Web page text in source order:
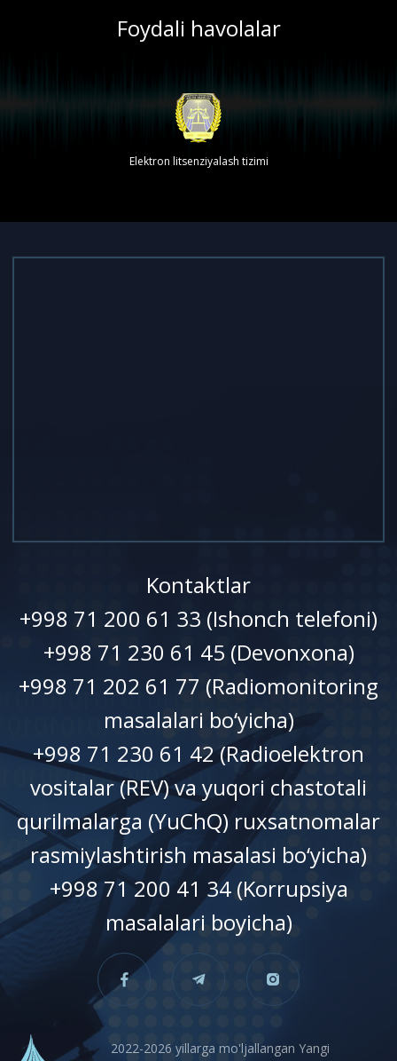
Foydali havolalar
Elektron litsenziyalash tizimi
Kontaktlar
+998 71 200 61 33 (Ishonch telefoni)
+998 71 230 61 45 (Devonxonа)
+998 71 202 61 77 (Radiomonitoring
masalalari bo‘yicha)
+998 71 230 61 42 (Radioelektron
vositalar (REV) va yuqori chastotali
qurilmalarga (YuChQ) ruxsatnomalar
rasmiylashtirish masalasi bo‘yicha)
+998 71 200 41 34 (Korrupsiya
masalalari boyicha)
2022-2026 yillarga mo'ljallangan Yangi